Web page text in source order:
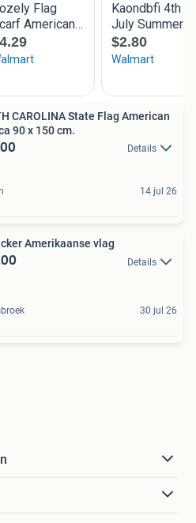
CAROLINA State Flag American
90 x 150 cm.
Details
14 jul 26
Amerikaanse vlag
Details
30 jul 26